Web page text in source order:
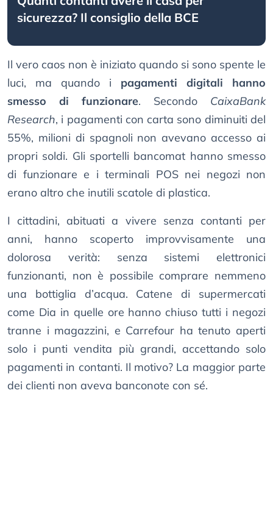
sicurezza? Il consiglio della BCE
Il vero caos non è iniziato quando si sono spente le
luci, ma quando i pagamenti digitali hanno
smesso di funzionare. Secondo CaixaBank
Research, i pagamenti con carta sono diminuiti del
55%, milioni di spagnoli non avevano accesso ai
propri soldi. Gli sportelli bancomat hanno smesso
di funzionare e i terminali POS nei negozi non
erano altro che inutili scatole di plastica.
I cittadini, abituati a vivere senza contanti per
anni, hanno scoperto improvvisamente una
dolorosa verità: senza sistemi elettronici
funzionanti, non è possibile comprare nemmeno
una bottiglia d’acqua. Catene di supermercati
come Dia in quelle ore hanno chiuso tutti i negozi
tranne i magazzini, e Carrefour ha tenuto aperti
solo i punti vendita più grandi, accettando solo
pagamenti in contanti. Il motivo? La maggior parte
dei clienti non aveva banconote con sé.